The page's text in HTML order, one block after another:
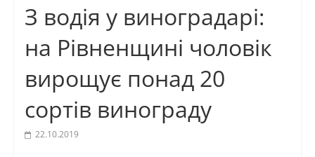
З водія у виноградарі:
на Рівненщині чоловік
вирощує понад 20
сортів винограду
22.10.2019